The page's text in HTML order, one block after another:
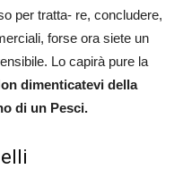
per tratta- re, concludere,
forse ora siete un
Lo capirà pure la
dimenticatevi della
di un Pesci.